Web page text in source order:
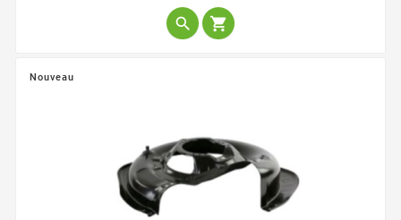
 
Nouveau